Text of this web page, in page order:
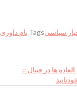
سیاسیTags بام داوری